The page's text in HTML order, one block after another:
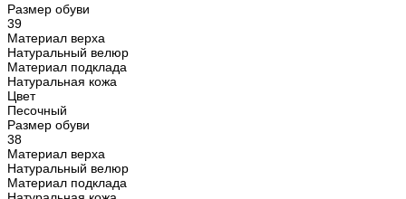
Размер обуви
39
Материал верха
Натуральный велюр
Материал подклада
Натуральная кожа
Цвет
Песочный
Размер обуви
38
Материал верха
Натуральный велюр
Материал подклада